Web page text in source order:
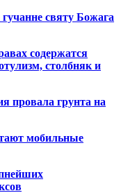
святу Божага
содержатся
столбняк и
провала грунта на
мобильные